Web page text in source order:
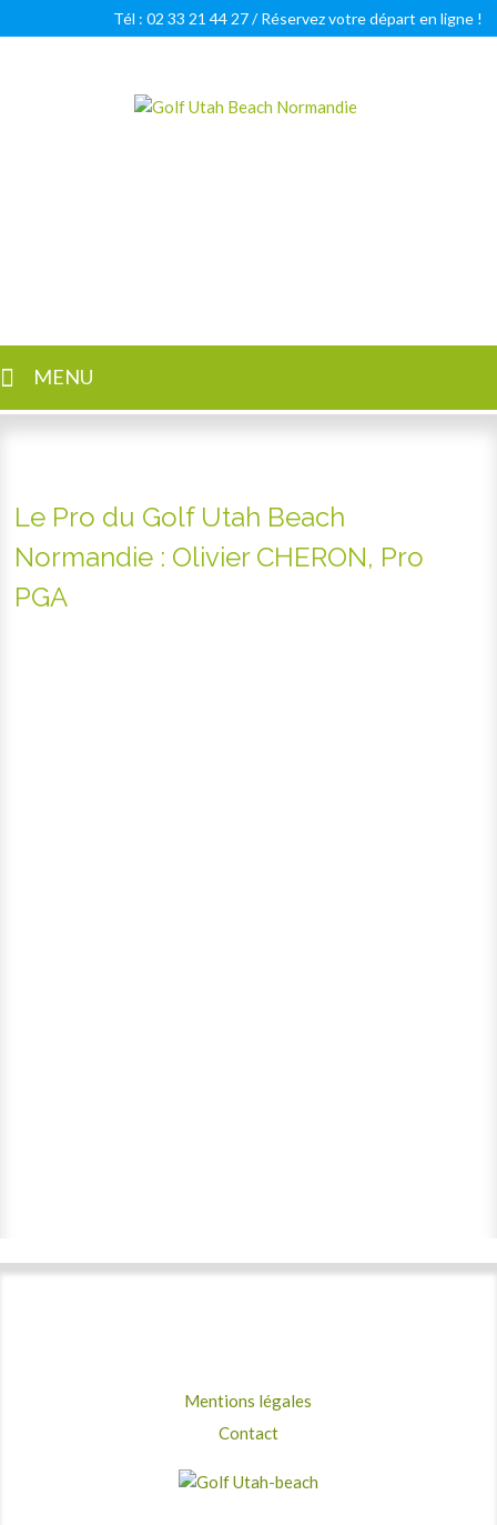
Tél : 02 33 21 44 27 /Réservez votre départ en ligne !
MENU
Le Pro du Golf Utah Beach
Normandie : Olivier CHERON, Pro
PGA
Mentions légales
Contact